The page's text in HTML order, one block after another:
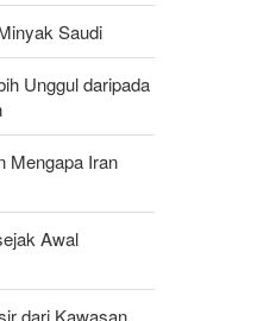
Saudi
Unggul daripada
Mengapa Iran
Awal
dari Kawasan